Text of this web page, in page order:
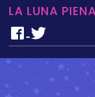
LA LUNA